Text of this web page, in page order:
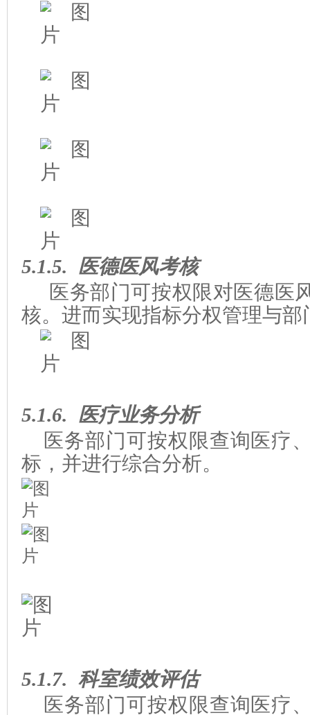
5.1.5.
医德医风考核
医务部门可按权限对医德医
核。进而实现指标分权管理与部
5.1.6. 医疗业务分析
医务部门可按权限查询医疗
标，并进行综合分析。
5.1.7. 科室绩效评估
医务部门可按权限查询医疗